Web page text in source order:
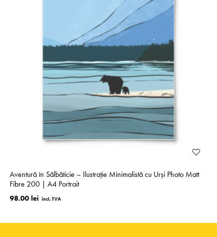
Aventură în Sălbăticie – Ilustrație Minimalistă cu Urși Photo Matt
Fibre 200 | A4 Portrait
98.00 lei